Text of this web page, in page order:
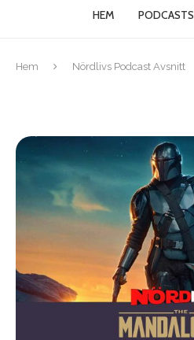
HEM PODCASTS
Hem Nördlivs Podcast Avsnitt